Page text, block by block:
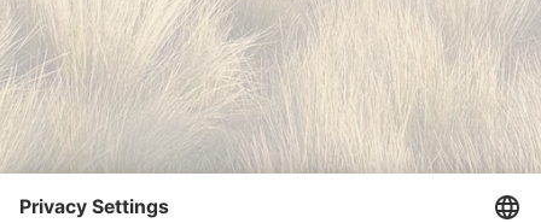
In cooperation with